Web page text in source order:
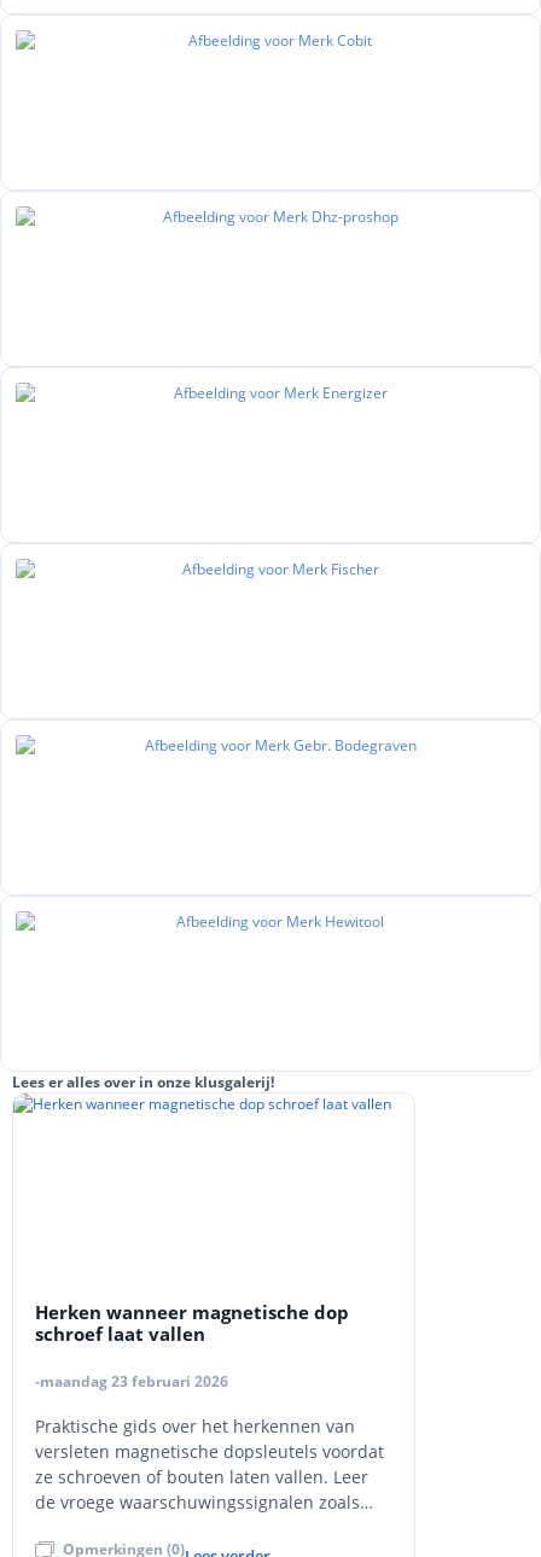
Lees er alles over in onze klusgalerij!
Herken wanneer magnetische dop
schroef laat vallen
-maandag 23 februari 2026
Praktische gids over het herkennen van
versleten magnetische dopsleutels voordat
ze schroeven of bouten laten vallen. Leer
de vroege waarschuwingssignalen zoals
zichtbare slijtage, plus drie snelle
Opmerkingen (0)